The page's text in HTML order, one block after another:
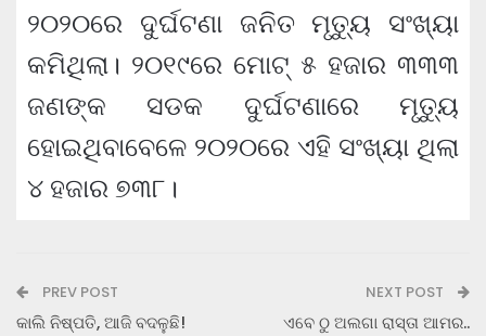
୨୦୨୦ରେ ଦୁର୍ଘଟଣା ଜନିତ ମୃତ୍ୟୁ ସଂଖ୍ୟା
କମିଥିଲା। ୨୦୧୯ରେ ମୋଟ୍ ୫ ହଜାର ୩୩୩
ଜଣଙ୍କ ସଡକ ଦୁର୍ଘଟଣାରେ ମୃତ୍ୟୁ
ହୋଇଥିବାବେଳେ ୨୦୨୦ରେ ଏହି ସଂଖ୍ୟା ଥିଲା
୪ ହଜାର ୭୩୮।
PREV POST
କାଲି ନିଷ୍ପତି, ଆଜି ବଦଳୁଛି!
NEXT POST
ଏବେ ଠୁ ଅଲଗା ରାସ୍ତା ଆମର..